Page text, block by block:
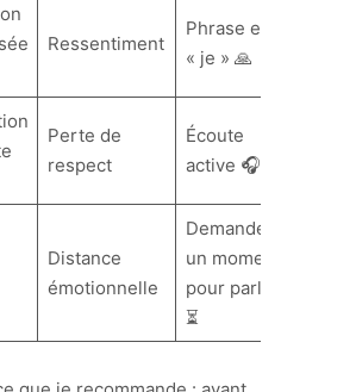
Ressentiment
Phrase en
« je » 🙏
Perte de
respect
Écoute
active 🎧
Distance
émotionnelle
Demander
un moment
pour parler
⏳